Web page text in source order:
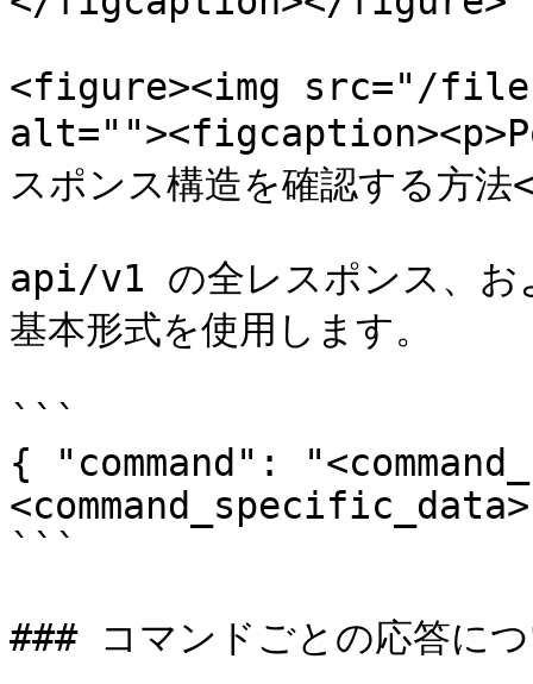
<figure><img src="/files/
スポンス構造を確認する
api/v1 の全レスポンス、
基本形式を使用します。
```
{ "command":
```
### コマンドごとの応答に